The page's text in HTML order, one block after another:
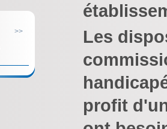
>>
Les
profit